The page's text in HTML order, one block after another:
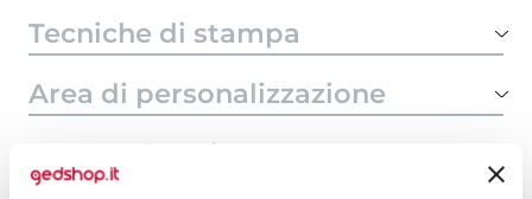
Tecniche di stampa
Area di personalizzazione
Domande e risposte